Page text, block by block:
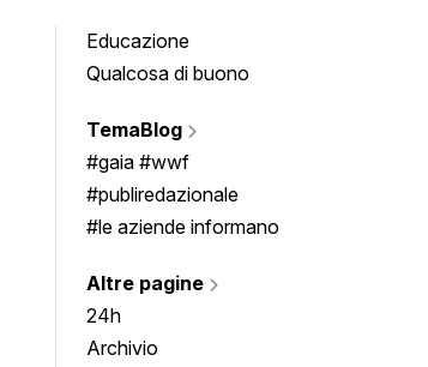
Educazione
Qualcosa di buono
TemaBlog
#gaia #wwf
#publiredazionale
#le aziende informano
Altre pagine
24h
Archivio